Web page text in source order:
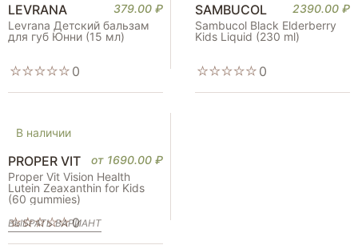
LEVRANA 379.00 ₽
Levrana Детский бальзам
для губ Юнни (15 мл)
0
SAMBUCOL 2390.00 ₽
Sambucol Black Elderberry
Kids Liquid (230 ml)
0
В наличии
PROPER VIT от 1690.00 ₽
Proper Vit Vision Health
Lutein Zeaxanthin for Kids
(60 gummies)
0
ВЫБРАТЬ ВАРИАНТ